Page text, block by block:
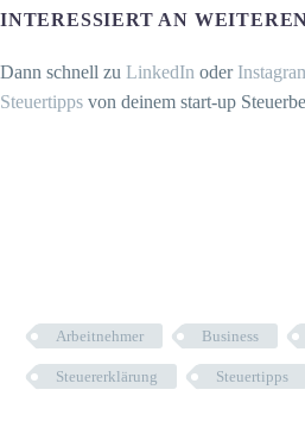
INTERESSIERT AN
Dann schnell zu LinkedIn oder
Steuertipps von deinem start-up
Arbeitnehmer Business
Steuererklärung Steuertipps